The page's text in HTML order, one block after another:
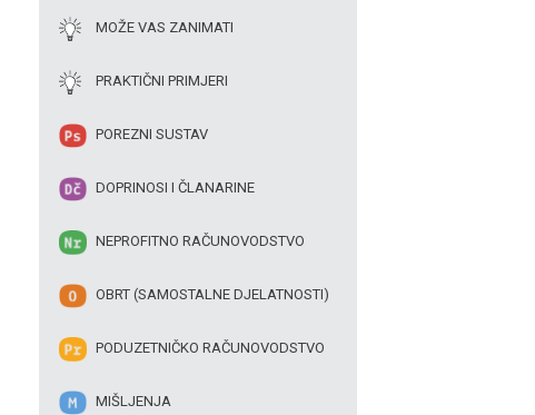
MOŽE VAS ZANIMATI
PRAKTIČNI PRIMJERI
POREZNI SUSTAV
DOPRINOSI I ČLANARINE
NEPROFITNO RAČUNOVODSTVO
OBRT (SAMOSTALNE DJELATNOSTI)
PODUZETNIČKO RAČUNOVODSTVO
MIŠLJENJA